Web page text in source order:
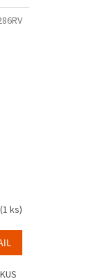
(1 ks)